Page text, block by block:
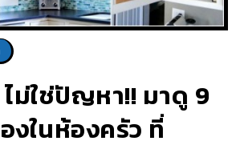
ม่ใช่ปัญหา!! มาดู 9
งในห้องครัว ที่